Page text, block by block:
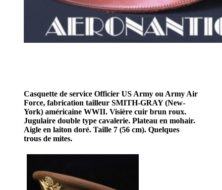
Casquette de service Officier US Army ou Army Air
Force, fabrication tailleur SMITH-GRAY (New-
York) américaine WWII. Visière cuir brun roux.
Jugulaire double type cavalerie. Plateau en mohair.
Aigle en laiton doré. Taille 7 (56 cm). Quelques
trous de mites.